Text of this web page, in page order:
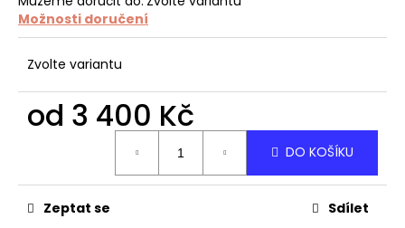
Možnosti doručení
Zvolte variantu
od 3 400 Kč
DO KOŠÍKU
Zeptat se Sdílet
D
o
p
u
j
e